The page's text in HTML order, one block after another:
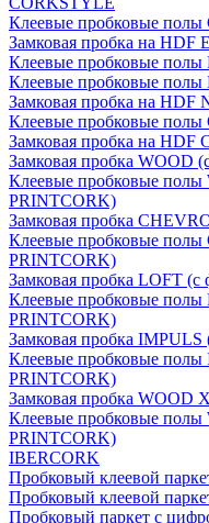
Клеевые пробковые полы
Замковая пробка на HDF
Клеевые пробковые полы
Клеевые пробковые
Замковая пробка на
Клеевые пробковые полы
Замковая пробка на HDF
Замковая пробка WOOD
Клеевые пробковые полы
PRINTCORK)
Замковая пробка
Клеевые пробковые
PRINTCORK)
Замковая пробка LOFT
Клеевые пробковые полы
PRINTCORK)
Замковая пробка
Клеевые пробковые полы
PRINTCORK)
Замковая пробка WOOD
Клеевые пробковые
PRINTCORK)
IBERCORK
Пробковый клеевой
Пробковый клеевой
Пробковый паркет с